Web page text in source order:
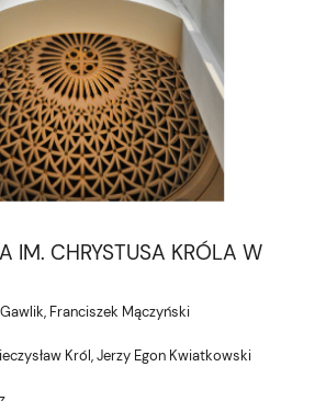
IM. CHRYSTUSA KRÓLA W
Franciszek Mączyński
Król, Jerzy Egon Kwiatkowski